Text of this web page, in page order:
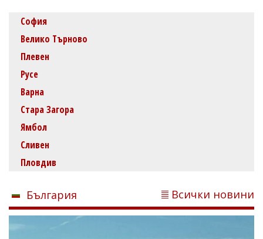
София
Велико Търново
Плевен
Русе
Варна
Стара Загора
Ямбол
Сливен
Пловдив
България Всички новини